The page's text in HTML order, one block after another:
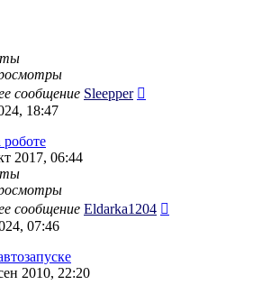
сообщение Sleepper
18:47
роботе
2017, 06:44
сообщение Eldarka1204
07:46
2010, 22:20